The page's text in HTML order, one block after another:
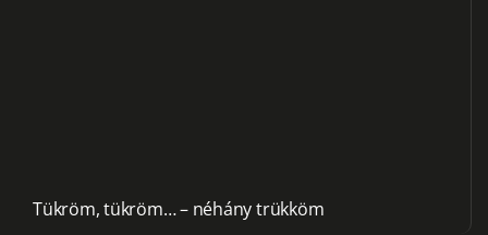
Tükröm, tükröm… – néhány trükköm